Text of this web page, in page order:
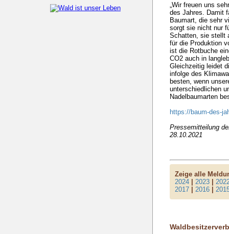
„Wir freuen uns
des Jahres. Damit
Baumart, die sehr
sorgt sie nicht nur
Schatten, sie stellt
für die Produktion
ist die Rotbuche
CO2 auch in
Gleichzeitig leidet
infolge des
besten, wenn
unterschiedlichen
Nadelbaumarten
https://baum-des-
Pressemitteilung
28.10.2021
Zeige alle
2024 |2023 |
2017 |2016 |